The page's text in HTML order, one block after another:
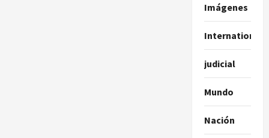
Imágenes
International
judicial
Mundo
Nación